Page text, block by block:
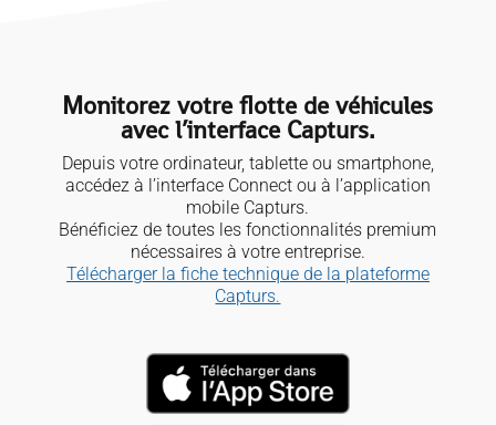
Monitorez votre flotte de véhicules
avec l’interface Capturs.
Depuis votre ordinateur, tablette ou smartphone,
accédez à l’interface Connect ou à l’application
mobile Capturs.
Bénéficiez de toutes les fonctionnalités premium
nécessaires à votre entreprise.
Télécharger la fiche technique de la plateforme
Capturs.